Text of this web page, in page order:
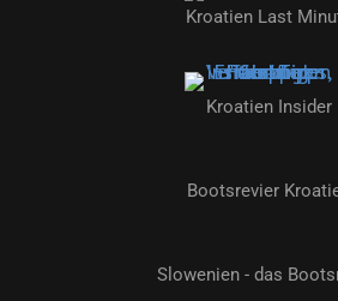
Kroatien Last
Kroatien Insider
Bootsrevier
Slowenien - das